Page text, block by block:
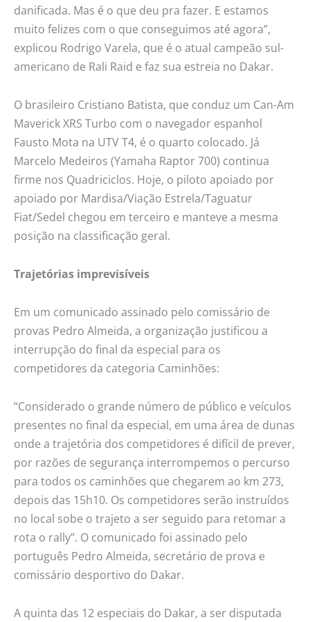
danificada. Mas é o que deu pra fazer. E estamos
muito felizes com o que conseguimos até agora”,
explicou Rodrigo Varela, que é o atual campeão sul-
americano de Rali Raid e faz sua estreia no Dakar.
O brasileiro Cristiano Batista, que conduz um Can-Am
Maverick XRS Turbo com o navegador espanhol
Fausto Mota na UTV T4, é o quarto colocado. Já
Marcelo Medeiros (Yamaha Raptor 700) continua
firme nos Quadriciclos. Hoje, o piloto apoiado por
apoiado por Mardisa/Viação Estrela/Taguatur
Fiat/Sedel chegou em terceiro e manteve a mesma
posição na classificação geral.
Trajetórias imprevisíveis
Em um comunicado assinado pelo comissário de
provas Pedro Almeida, a organização justificou a
interrupção do final da especial para os
competidores da categoria Caminhões:
“Considerado o grande número de público e veículos
presentes no final da especial, em uma área de dunas
onde a trajetória dos competidores é difícil de prever,
por razões de segurança interrompemos o percurso
para todos os caminhões que chegarem ao km 273,
depois das 15h10. Os competidores serão instruídos
no local sobe o trajeto a ser seguido para retomar a
rota o rally”. O comunicado foi assinado pelo
português Pedro Almeida, secretário de prova e
comissário desportivo do Dakar.
A quinta das 12 especiais do Dakar, a ser disputada